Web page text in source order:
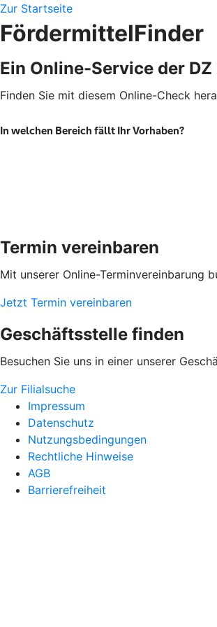
Zur Startseite
FördermittelFinder
Ein Online-Service der DZ
Finden Sie mit diesem Online-Check
Termin vereinbaren
Mit unserer Online-Terminvereinbarung
Jetzt Termin vereinbaren
Geschäftsstelle finden
Besuchen Sie uns in einer unserer
Zur Filialsuche
Impressum
Datenschutz
Nutzungsbedingungen
Rechtliche Hinweise
AGB
Barrierefreiheit